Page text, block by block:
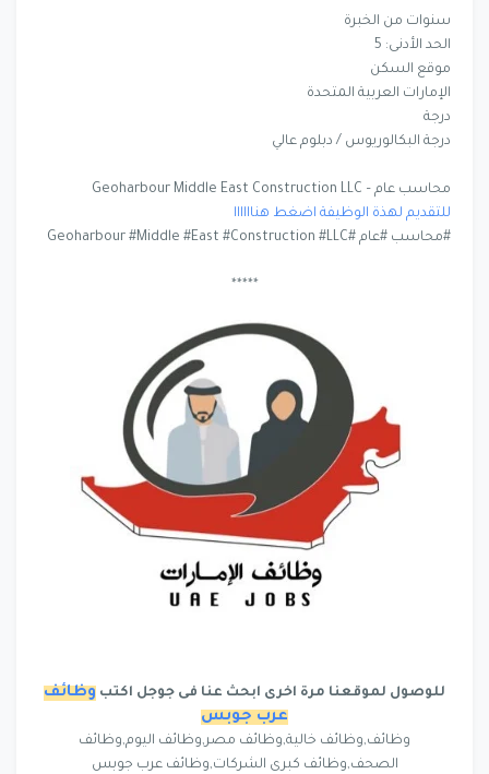
سنوات من الخبرة
الحد الأدنى: 5
موقع السكن
الإمارات العربية المتحدة
درجة
درجة البكالوريوس / دبلوم عالي
محاسب عام – Geoharbour Middle East Construction LLC
للتقديم لهذة الوظيفة اضغط هناااااا
#محاسب #عام #Geoharbour #Middle #East #Construction #LLC
*****
للوصول لموقعنا مرة اخرى ابحث عنا فى جوجل اكتب وظائف
عرب جوبس
وظائف,وظائف خالية,وظائف مصر,وظائف اليوم,وظائف
الصحف,وظائف كبرى الشركات,وظائف عرب جوبس